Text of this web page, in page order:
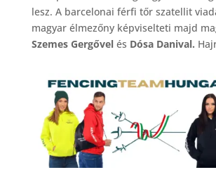
lesz. A barcelonai férfi tőr szatellit
magyar élmezőny képviselteti majd
Szemes Gergővelés Dósa Danival.